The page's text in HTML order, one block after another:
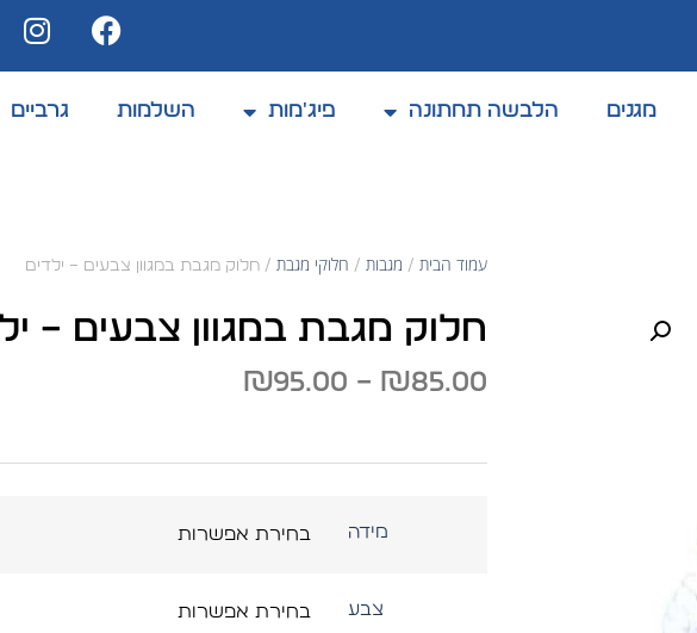
המוצרים
מגנים הלבשה תחתונה פיג'מות השלמות גרביים
עמוד הבית/ מגבות/ חלוקי מגבת/ חלוק מגבת במגוון צבעים – ילדים
חלוק מגבת במגוון צבעים –
₪85.00
–
₪95.00
מידה
צבע